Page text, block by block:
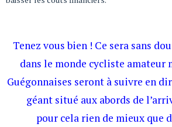
Tenez vous bien ! Ce sera sans
dans le monde cycliste amateur
Guégonnaises seront à suivre en
géant situé aux abords de
pour cela rien de mieux que